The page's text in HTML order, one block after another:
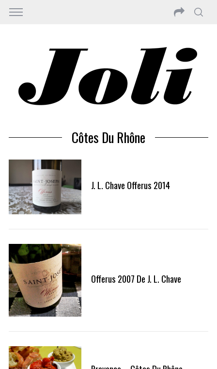
Côtes Du Rhône
J. L. Chave Offerus 2014
Offerus 2007 De J. L. Chave
S
e